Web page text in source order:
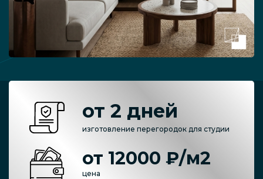
от 2 дней
изготовление перегородок для студии
от 12000 ₽/м2
цена